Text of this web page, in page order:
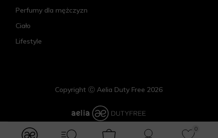
0
Perfumy dla mężczyzn
Ciało
Lifestyle
Copyright Ⓒ Aelia Duty Free 2026